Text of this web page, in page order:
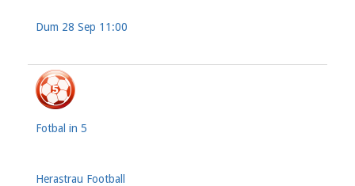
Dum 28 Sep 11:00
Fotbal in 5
Herastrau Football